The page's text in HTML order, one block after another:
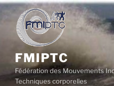
Aller
contenu
principal
FMIPTC
Fédération des Mouvements
Techniques corporelles